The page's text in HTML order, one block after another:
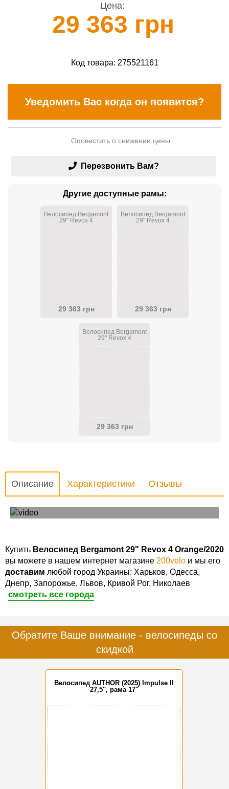
Цена:
29 363 грн
Код товара: 275521161
Уведомить Вас когда он появится?
Оповестить о снижении цены
Перезвонить Вам?
Другие доступные рамы:
Велосипед Bergamont
29" Revox 4
29 363 грн
Велосипед Bergamont
29" Revox 4
29 363 грн
Велосипед Bergamont
29" Revox 4
29 363 грн
Описание Характеристики
Отзывы
Обзор велосипеда Bergamont revox 4 2020
Купить Велосипед Bergamont 29" Revox 4 Orange/2020
вы можете в нашем интернет магазине 200velo и мы его
доставим любой город Украины: Харьков, Одесса,
Днепр, Запорожье, Львов, Кривой Рог, Николаев
смотреть все города
Обратите Ваше внимание - велосипеды со
скидкой
Велосипед AUTHOR (2025) Impulse II
27,5", рама 17"